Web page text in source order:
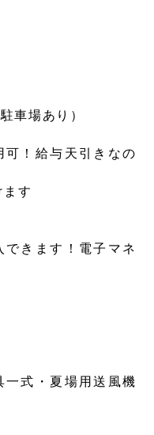
駐車場あり）
！給与天引きなの
す
きます！電子マネ
式・夏場用送風機